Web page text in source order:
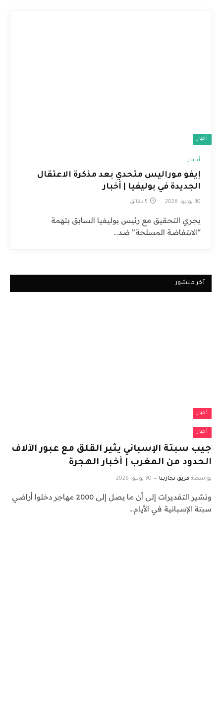
أخبار
أخبار
إيفو موراليس متحدي بعد مذكرة الاعتقال
الجديدة في بوليفيا | أخبار
30 يوليو، 2026 5 دقائق
يجري التحقيق مع رئيس بوليفيا السابق بتهمة
“الانتفاضة المسلحة” ضد…
آخر منشور
أخبار
أخبار
جيب سبتة الإسباني يثير القلق مع عبور الآلاف
الحدود من المغرب | أخبار الهجرة
بواسطة فريق تجاربنا 30 يوليو، 2026
وتشير التقديرات إلى أن ما يصل إلى 2000 مهاجر دخلوا أراضي
سبتة الإسبانية في الأيام…